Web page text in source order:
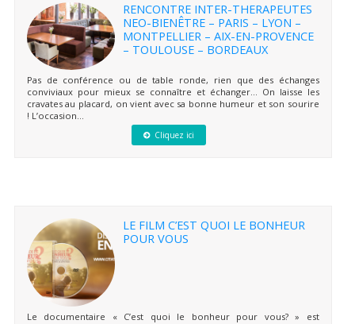
RENCONTRE INTER-THERAPEUTES
NEO-BIENÊTRE – PARIS – LYON –
MONTPELLIER – AIX-EN-PROVENCE
– TOULOUSE – BORDEAUX
Pas de conférence ou de table ronde, rien que des échanges
conviviaux pour mieux se connaître et échanger… On laisse les
cravates au placard, on vient avec sa bonne humeur et son sourire
! L’occasion...
Cliquez ici
LE FILM C’EST QUOI LE BONHEUR
POUR VOUS
Le documentaire « C’est quoi le bonheur pour vous? » est